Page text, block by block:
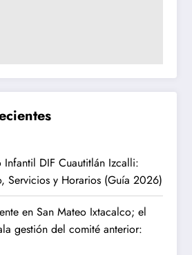
DIF Cuautitlán Izcalli:
Servicios y Horarios (Guía 2026)
en San Mateo Ixtacalco; el
gestión del comité anterior: